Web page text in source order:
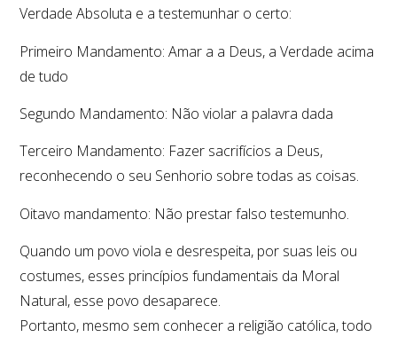
Verdade Absoluta e a testemunhar o certo:
Primeiro Mandamento: Amar a a Deus, a Verdade acima
de tudo
Segundo Mandamento: Não violar a palavra dada
Terceiro Mandamento: Fazer sacrifícios a Deus,
reconhecendo o seu Senhorio sobre todas as coisas.
Oitavo mandamento: Não prestar falso testemunho.
Quando um povo viola e desrespeita, por suas leis ou
costumes, esses princípios fundamentais da Moral
Natural, esse povo desaparece.
Portanto, mesmo sem conhecer a religião católica, todo